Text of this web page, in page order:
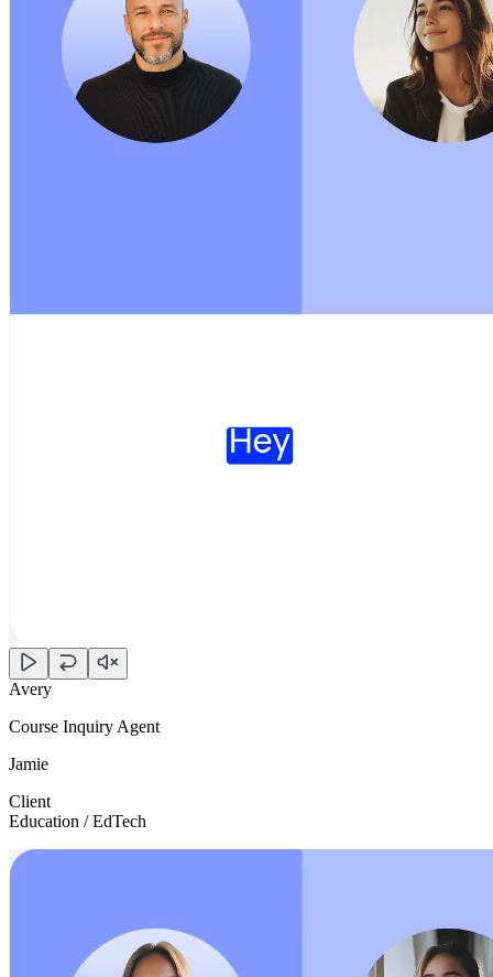
Avery
Course Inquiry Agent
Jamie
Client
Education / EdTech